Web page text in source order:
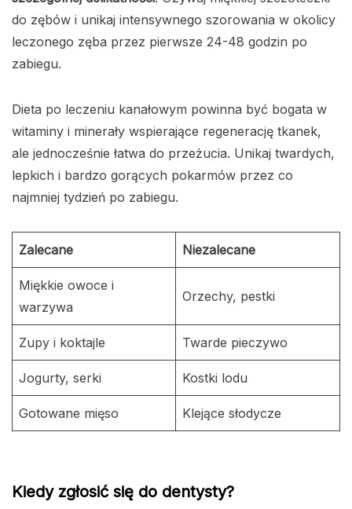
do zębów i unikaj intensywnego szorowania w okolicy
leczonego zęba przez pierwsze 24-48 godzin po
zabiegu.
Dieta po leczeniu kanałowym powinna być bogata w
witaminy i minerały wspierające regenerację tkanek,
ale jednocześnie łatwa do przeżucia. Unikaj twardych,
lepkich i bardzo gorących pokarmów przez co
najmniej tydzień po zabiegu.
Zalecane Niezalecane
Miękkie owoce i
warzywa
Orzechy, pestki
Zupy i koktajle Twarde pieczywo
Jogurty, serki Kostki lodu
Gotowane mięso Klejące słodycze
Kiedy zgłosić się do dentysty?